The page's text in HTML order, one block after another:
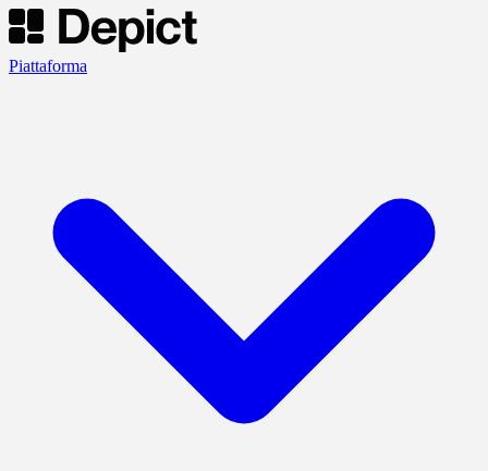
Piattaforma